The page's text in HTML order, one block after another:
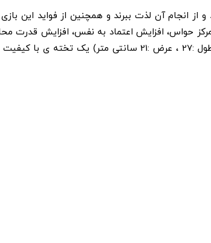
انجام آن لذت ببرند و همچنین از فواید این
حواس، افزایش اعتماد به نفس، افزایش قدرت